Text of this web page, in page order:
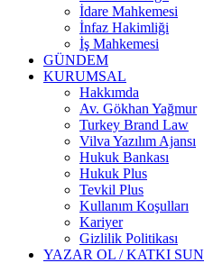
İdare Mahkemesi
İnfaz Hakimliği
İş Mahkemesi
GÜNDEM
KURUMSAL
Hakkımda
Av. Gökhan Yağmur
Turkey Brand Law
Vilva Yazılım Ajansı
Hukuk Bankası
Hukuk Plus
Tevkil Plus
Kullanım Koşulları
Kariyer
Gizlilik Politikası
YAZAR OL / KATKI SUN